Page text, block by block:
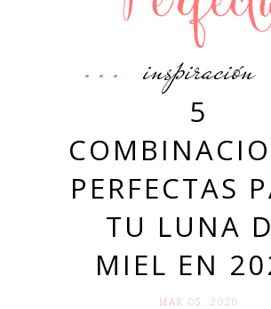
inspiración
5
PERFECTAS
TU LUNA
MIEL EN
MAR 05. 2020